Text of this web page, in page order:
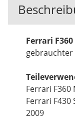
Ferrari
gebrauchter
Ferrari F360
Ferrari F430
2009